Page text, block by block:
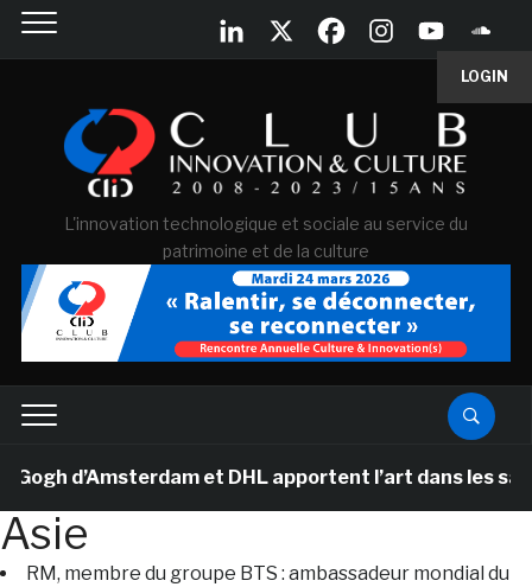
LOGIN
L'innovation technologique et sociale au service du
patrimoine et de la culture
d’Amsterdam et DHL apportent l’art dans les
Asie
RM, membre du groupe BTS : ambassadeur mondial du